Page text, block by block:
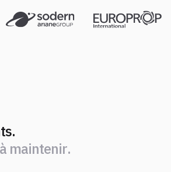
à maintenir.